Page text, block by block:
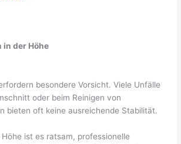
in der Höhe
besondere Vorsicht. Viele Unfälle
oder beim Reinigen von
bieten oft keine ausreichende Stabilität.
ist es ratsam, professionelle